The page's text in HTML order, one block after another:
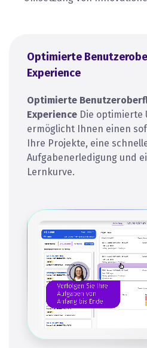
Optimierte
Experience
Optimierte
Experience Die optimierte
ermöglicht Ihnen einen
Ihre Projekte, eine
Aufgabenerledigung und
Lernkurve.